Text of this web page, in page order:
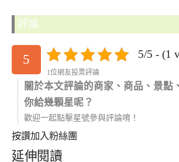
評論
5 5/5 - (1
1位網友投票評論
關於本文評論的商家、商品、景點
你給幾顆星呢？
歡迎一起點擊星號參與評論唷！
按讚加入粉絲團
延伸閱讀